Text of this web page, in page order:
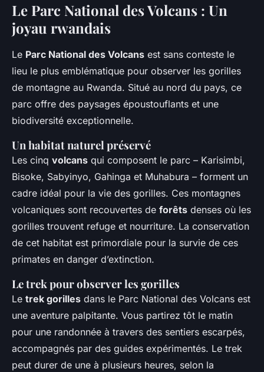
Le Parc National des Volcans : Un
joyau rwandais
Le Parc National des Volcans est sans conteste le
lieu le plus emblématique pour observer les gorilles
de montagne au Rwanda. Situé au nord du pays, ce
parc offre des paysages époustouflants et une
biodiversité exceptionnelle.
Un habitat naturel préservé
Les cinq volcans qui composent le parc – Karisimbi,
Bisoke, Sabyinyo, Gahinga et Muhabura – forment un
cadre idéal pour la vie des gorilles. Ces montagnes
volcaniques sont recouvertes de forêts denses où les
gorilles trouvent refuge et nourriture. La conservation
de cet habitat est primordiale pour la survie de ces
primates en danger d’extinction.
Le trek pour observer les gorilles
Le trek gorilles dans le Parc National des Volcans est
une aventure palpitante. Vous partirez tôt le matin
pour une randonnée à travers des sentiers escarpés,
accompagnés par des guides expérimentés. Le trek
peut durer de une à plusieurs heures, selon la